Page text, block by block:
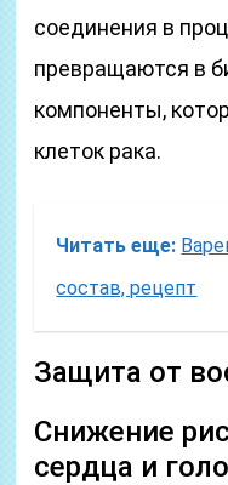
соединения в
превращаются в
компоненты,
клеток рака.
Читать еще:
состав, рецепт
Защита от
Снижение
сердца и